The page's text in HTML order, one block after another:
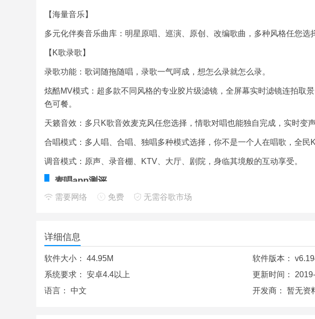
【海量音乐】
多元化伴奏音乐曲库：明星原唱、巡演、原创、改编歌曲，多种风格任您选
【K歌录歌】
录歌功能：歌词随拖随唱，录歌一气呵成，想怎么录就怎么录。
炫酷MV模式：超多款不同风格的专业胶片级滤镜，全屏幕实时滤镜连拍取
色可餐。
天籁音效：多只K歌音效麦克风任您选择，情歌对唱也能独自完成，实时变
合唱模式：多人唱、合唱、独唱多种模式选择，你不是一个人在唱歌，全民K
调音模式：原声、录音棚、KTV、大厅、剧院，身临其境般的互动享受。
麦唱app测评
需要网络 免费 无需谷歌市场
详细信息
软件大小： 44.95M 软件版本：
系统要求： 安卓4.4以上 更新时间：
语言： 中文 开发商： 暂无资